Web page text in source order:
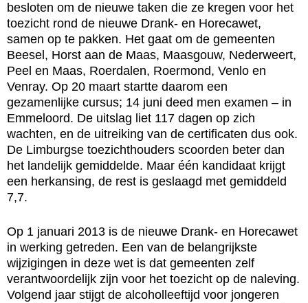
besloten om de nieuwe taken die ze kregen voor het
toezicht rond de nieuwe Drank- en Horecawet,
samen op te pakken. Het gaat om de gemeenten
Beesel, Horst aan de Maas, Maasgouw, Nederweert,
Peel en Maas, Roerdalen, Roermond, Venlo en
Venray. Op 20 maart startte daarom een
gezamenlijke cursus; 14 juni deed men examen – in
Emmeloord. De uitslag liet 117 dagen op zich
wachten, en de uitreiking van de certificaten dus ook.
De Limburgse toezichthouders scoorden beter dan
het landelijk gemiddelde. Maar één kandidaat krijgt
een herkansing, de rest is geslaagd met gemiddeld
7,7.
Op 1 januari 2013 is de nieuwe Drank- en Horecawet
in werking getreden. Een van de belangrijkste
wijzigingen in deze wet is dat gemeenten zelf
verantwoordelijk zijn voor het toezicht op de naleving.
Volgend jaar stijgt de alcoholleeftijd voor jongeren